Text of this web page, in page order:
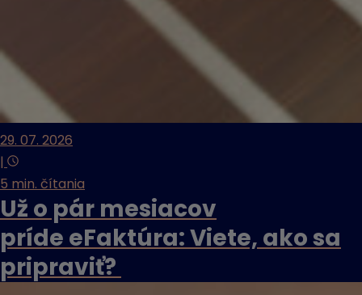
29. 07. 2026
|
5 min. čítania
Už o pár mesiacov
príde eFaktúra: Viete, ako sa
pripraviť?